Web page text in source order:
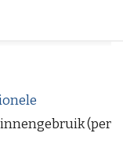
(per